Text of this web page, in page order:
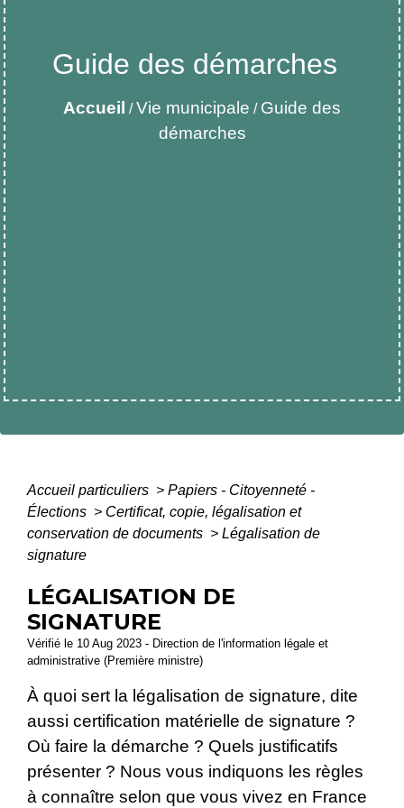
Guide des démarches
Accueil /Vie municipale / Guide des
démarches
Accueil particuliers > Papiers - Citoyenneté -
Élections > Certificat, copie, légalisation et
conservation de documents > Légalisation de
signature
LÉGALISATION DE
SIGNATURE
Vérifié le 10 Aug 2023 - Direction de l'information légale et
administrative (Première ministre)
À quoi sert la légalisation de signature, dite
aussi certification matérielle de signature ?
Où faire la démarche ? Quels justificatifs
présenter ? Nous vous indiquons les règles
à connaître selon que vous vivez en France